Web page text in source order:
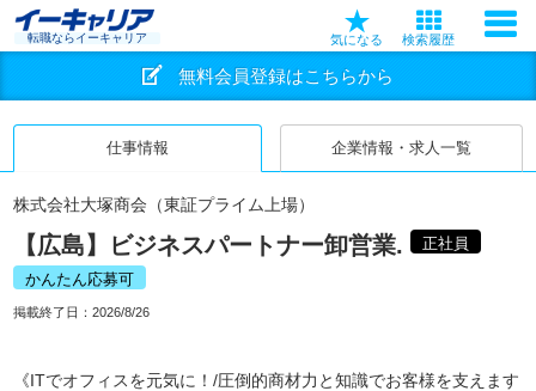
転職ならイーキャリア 気になる 検索履歴
無料会員登録はこちらから
仕事情報 企業情報・求人一覧
株式会社大塚商会（東証プライム上場）
【広島】ビジネスパートナー卸営業.
正社員
かんたん応募可
掲載終了日： 2026/8/26
《ITでオフィスを元気に！/圧倒的商材力と知識でお客様を支えます